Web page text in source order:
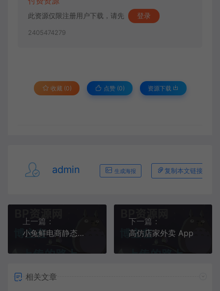
此资源仅限注册用户下载，请先 登录
2405474279
收藏 (0) 点赞 (0) 资源下载
admin 生成海报 复制本文链接
上一篇：
小兔鲜电商静态页面
下一篇：
高仿店家外卖 App
相关文章